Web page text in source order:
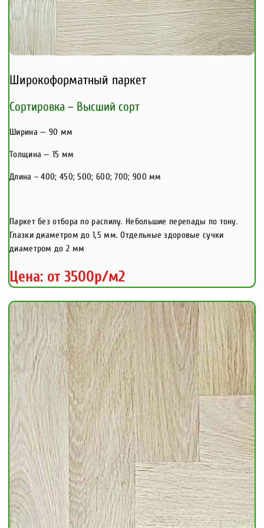
Широкоформатный паркет
Сортировка – Высший сорт
Ширина — 90 мм
Толщина — 15 мм
Длина – 400; 450; 500; 600; 700; 900 мм
Паркет без отбора по распилу. Небольшие перепады по тону.
Глазки диаметром до 1,5 мм. Отдельные здоровые сучки
диаметром до 2 мм
Цена: от 3500р/м2